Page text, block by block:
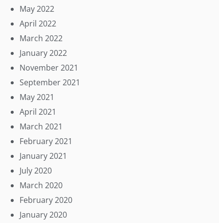
May 2022
April 2022
March 2022
January 2022
November 2021
September 2021
May 2021
April 2021
March 2021
February 2021
January 2021
July 2020
March 2020
February 2020
January 2020